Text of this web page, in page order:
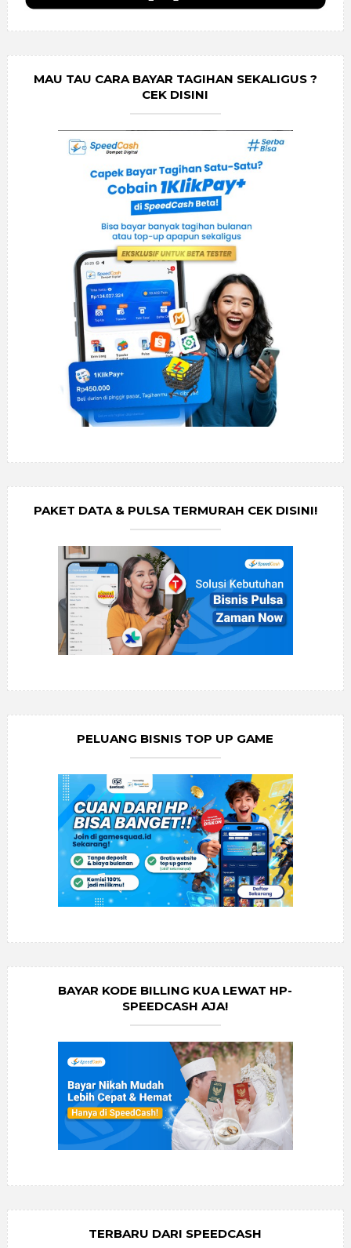
MAU TAU CARA BAYAR TAGIHAN SEKALIGUS ?
CEK DISINI
PAKET DATA & PULSA TERMURAH CEK DISINI!
PELUANG BISNIS TOP UP GAME
BAYAR KODE BILLING KUA LEWAT HP-
SPEEDCASH AJA!
TERBARU DARI SPEEDCASH